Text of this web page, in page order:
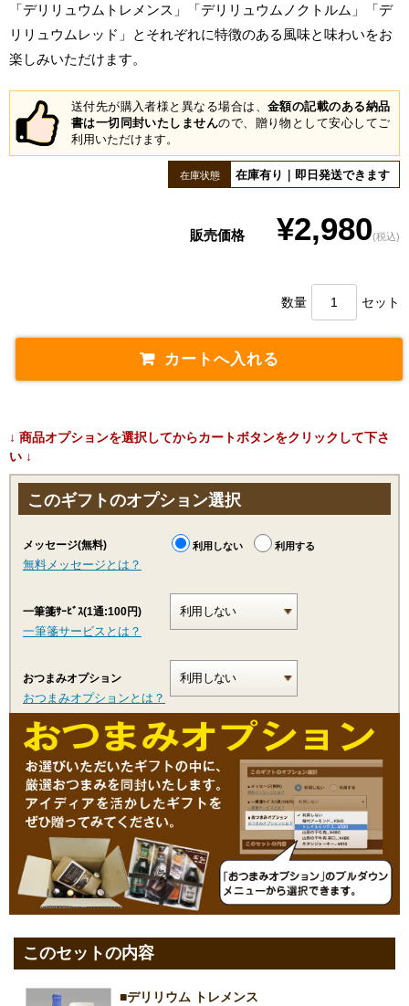
「デリリュウムトレメンス」「デリリュウムノクトルム」「デ
リリュウムレッド」とそれぞれに特徴のある風味と味わいをお
楽しみいただけます。
送付先が購入者様と異なる場合は、 金額の記載のある納品
書は一切同封いたしませんので、贈り物として安心してご
利用いただけます。
在庫状態 在庫有り｜即日発送できます
販売価格¥2,980(税込)
数量 セット
↓ 商品オプションを選択してからカートボタンをクリックして下さ
い ↓
このギフトのオプション選択
メッセージ(無料)
無料メッセージとは？
利用しない 利用する
一筆箋ｻｰﾋﾞｽ(1通:100円)
一筆箋サービスとは？
おつまみオプション
おつまみオプションとは？
このセットの内容
■デリリウム トレメンス